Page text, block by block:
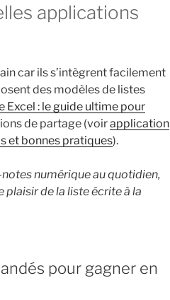
applications
car ils s’intègrent facilement
des modèles de listes
Excel : le guide ultime pour
de partage (voirapplication
et bonnes pratiques).
numérique au quotidien,
plaisir de la liste écrite à la
pour gagner en